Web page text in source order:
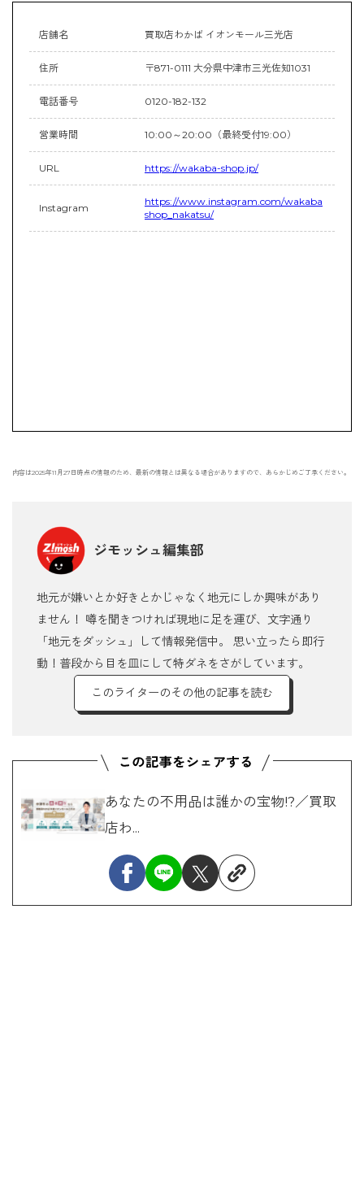
店舗名 買取店わかば イオンモール三光店
住所 〒871-0111 大分県中津市三光佐知1031
電話番号 0120-182-132
営業時間 10:00～20:00（最終受付19:00）
URL https://wakaba-shop.jp/
Instagram
https://www.instagram.com/wakaba
shop_nakatsu/
内容は2025年11月27日時点の情報のため、最新の情報とは異なる場合がありますので、あらかじめご了承ください。
ジモッシュ編集部
地元が嫌いとか好きとかじゃなく地元にしか興味があり
ません！ 噂を聞きつければ現地に足を運び、文字通り
「地元をダッシュ」して情報発信中。 思い立ったら即行
動！普段から目を皿にして特ダネをさがしています。
このライターのその他の記事を読む
あなたの不用品は誰かの宝物!?／買取
店わ...